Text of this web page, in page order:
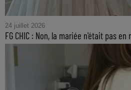
24 juillet 2026
FG CHIC : Non, la mariée n'était pas